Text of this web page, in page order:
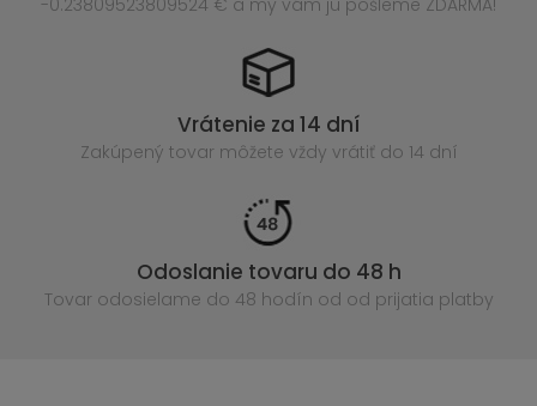
-0.23809523809524 € a my vám ju pošleme ZDARMA!
Vrátenie za 14 dní
Zakúpený tovar môžete vždy vrátiť do 14 dní
Odoslanie tovaru do 48 h
Tovar odosielame do 48 hodín od od prijatia platby